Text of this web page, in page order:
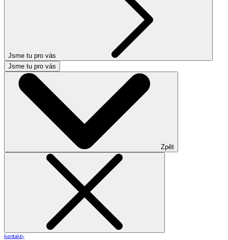
Jsme tu pro vás
Jsme tu pro vás
Zpět
Kontakty